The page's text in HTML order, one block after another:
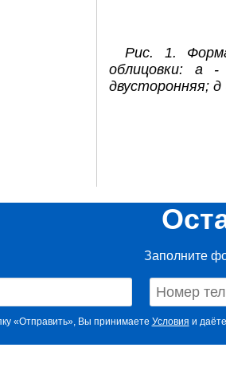
Рис. 1.
облицовки: а
двусторонняя; д
Заполните
«Отправить», Вы принимаете Условия и